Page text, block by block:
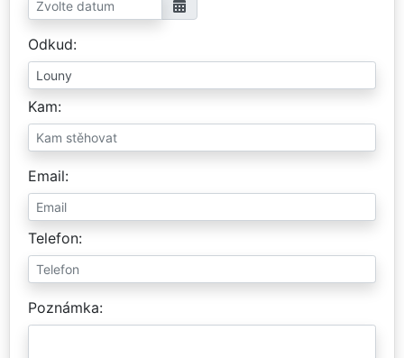
Odkud
Kam
Email
Telefon
Poznámka